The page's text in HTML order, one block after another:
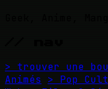
> trouver une
Animés
> Pop